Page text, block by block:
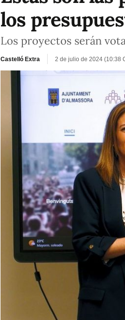
los
Los proyectos serán
Castelló Extra 2 de julio de 2024 (10:38